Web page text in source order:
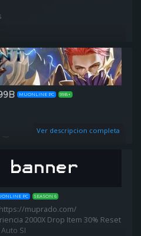
tree
MUONLINE PC 99B+
VIP lvl380
Boss VIP
Ver descripcion completa
PC SEASON 6
muprado.com/
2000X Drop Item 30% Reset
SI